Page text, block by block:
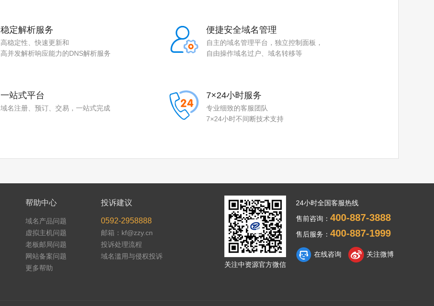
稳定解析服务
高稳定性、快速更新和
高并发解析响应能力的DNS解析服务
便捷安全域名管理
自主的域名管理平台，独立控制面板，
自由操作域名过户、域名转移等
一站式平台
域名注册、预订、交易，一站式完成
7×24小时服务
专业细致的客服团队
7×24小时不间断技术支持
帮助中心
域名产品问题
虚拟主机问题
老板邮局问题
网站备案问题
更多帮助
投诉建议
0592-2958888
邮箱：kf@zzy.cn
投诉处理流程
域名滥用与侵权投诉
关注中资源官方微信
24小时全国客服热线
售前咨询： 400-887-3888
售后服务： 400-887-1999
在线咨询 关注微博